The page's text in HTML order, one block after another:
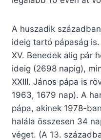
A huszadik
ideig tartó pápaság
XV. Benedek alig pár
ideig (2698 napig),
XXIII. János pápa is
1963, 1679 nap). A
pápa, akinek 1978-
halála összesen 34
véget. (A 13.